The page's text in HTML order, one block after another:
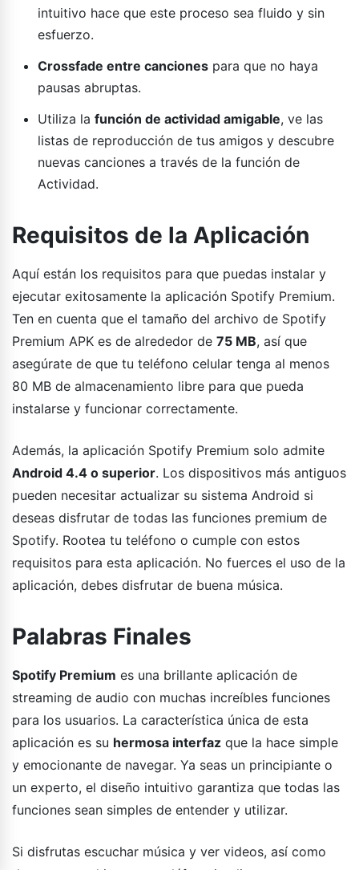
intuitivo hace que este proceso sea fluido y sin
esfuerzo.
Crossfade entre canciones para que no haya
pausas abruptas.
Utiliza la función de actividad amigable, ve las
listas de reproducción de tus amigos y descubre
nuevas canciones a través de la función de
Actividad.
Requisitos de la Aplicación
Aquí están los requisitos para que puedas instalar y
ejecutar exitosamente la aplicación Spotify Premium.
Ten en cuenta que el tamaño del archivo de Spotify
Premium APK es de alrededor de 75 MB, así que
asegúrate de que tu teléfono celular tenga al menos
80 MB de almacenamiento libre para que pueda
instalarse y funcionar correctamente.
Además, la aplicación Spotify Premium solo admite
Android 4.4 o superior. Los dispositivos más antiguos
pueden necesitar actualizar su sistema Android si
deseas disfrutar de todas las funciones premium de
Spotify. Rootea tu teléfono o cumple con estos
requisitos para esta aplicación. No fuerces el uso de la
aplicación, debes disfrutar de buena música.
Palabras Finales
Spotify Premium es una brillante aplicación de
streaming de audio con muchas increíbles funciones
para los usuarios. La característica única de esta
aplicación es su hermosa interfaz que la hace simple
y emocionante de navegar. Ya seas un principiante o
un experto, el diseño intuitivo garantiza que todas las
funciones sean simples de entender y utilizar.
Si disfrutas escuchar música y ver videos, así como